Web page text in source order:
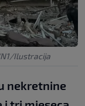
Ilustracija
nekretnine